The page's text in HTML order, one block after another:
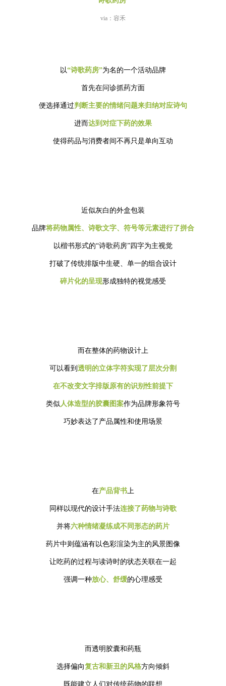
via：容禾
以“诗歌药房”为名的一个活动品牌
首先在问诊抓药方面
便选择通过判断主要的情绪问题来归纳对应诗句
进而达到 对症下药的效果
使得药品与消费者间不再只是单向互动
近似灰白的外盒包装
品牌将药物属性、诗歌文字、符号等元素进行了拼合
以楷书形式的“诗歌药房”四字为主视觉
打破了传统排版中生硬、单一的组合设计
碎片化的呈现形成独特的视觉感受
而在整体的药物设计上
可以看到 透明的立体字符实现了层次分割
在不改变文字排版原有的识别性前提下
类似人体造型的胶囊图案作为品牌形象符号
巧妙表达了产品属性和使用场景
在产品背书上
同样以现代的设计手法连接了药物与诗歌
并将六种情绪凝练成不同形态的药片
药片中则蕴涵有以色彩渲染为主的风景图像
让吃药的过程与读诗时的状态关联在一起
强调一种放心、舒缓的心理感受
而透明胶囊和药瓶
选择偏向复古和新丑的风格方向倾斜
既能建立人们对传统药物的联想